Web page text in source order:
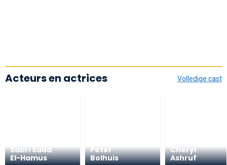
Volledige cast
Acteurs en actrices
Sabri Saad
El-Hamus
Peter
Bolhuis
Cheryl
Ashruf